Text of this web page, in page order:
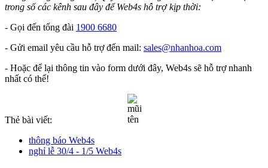
trong số các kênh sau đây để Web4s hỗ trợ kịp thời:
- Gọi đến tổng đài 1900 6680
- Gửi email yêu cầu hỗ trợ đến mail: sales@nhanhoa.com
- Hoặc để lại thông tin vào form dưới đây, Web4s sẽ hỗ trợ nhanh
nhất có thể!
Thẻ bài viết:
thông báo Web4s
nghỉ lễ 30/4 - 1/5 Web4s